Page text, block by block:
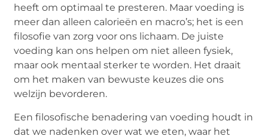
heeft om optimaal te presteren. Maar voeding is
meer dan alleen calorieën en macro’s; het is een
filosofie van zorg voor ons lichaam. De juiste
voeding kan ons helpen om niet alleen fysiek,
maar ook mentaal sterker te worden. Het draait
om het maken van bewuste keuzes die ons
welzijn bevorderen.
Een filosofische benadering van voeding houdt in
dat we nadenken over wat we eten, waar het